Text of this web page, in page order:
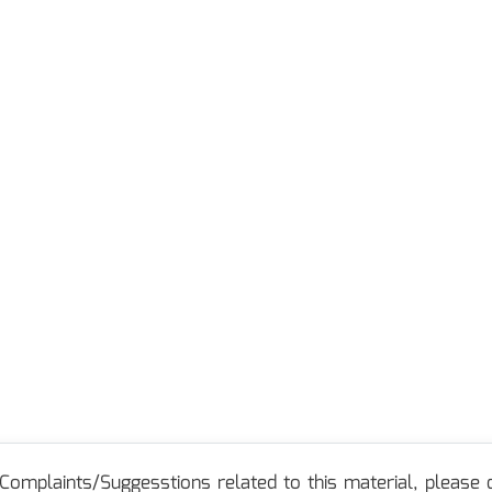
Suggesstions related to this material, please